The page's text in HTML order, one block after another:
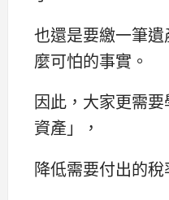
也還是要繳一筆
麼可怕的事實。
因此，大家更需
資產」，
降低需要付出的稅